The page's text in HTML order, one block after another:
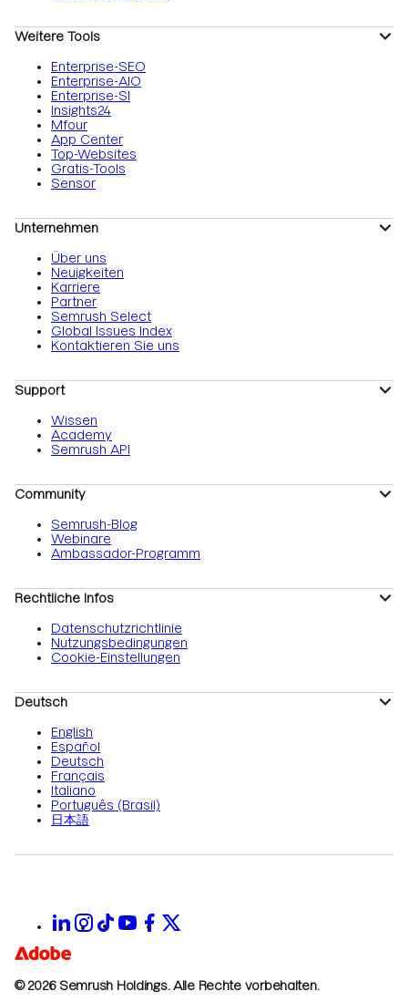
Weitere Tools
Enterprise-SEO
Enterprise-AIO
Enterprise-SI
Insights24
Mfour
App Center
Top-Websites
Gratis-Tools
Sensor
Unternehmen
Über uns
Neuigkeiten
Karriere
Partner
Semrush Select
Global Issues Index
Kontaktieren Sie uns
Support
Wissen
Academy
Semrush API
Community
Semrush-Blog
Webinare
Ambassador-Programm
Rechtliche Infos
Datenschutzrichtlinie
Nutzungsbedingungen
Cookie-Einstellungen
Deutsch
English
Español
Deutsch
Français
Italiano
Português (Brasil)
日本語
© 2026 Semrush Holdings. Alle Rechte vorbehalten.